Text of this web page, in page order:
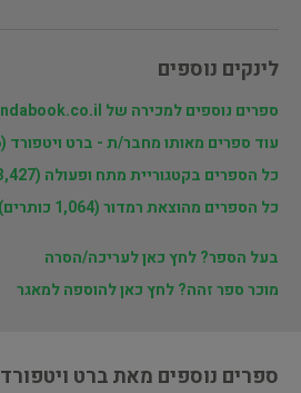
לינקים נוספים
ספרים נוספים למכירה של findabook.co.il
עוד ספרים מאותו מחבר/ת - ברט ויטפורד (26 כותרים)
כל הספרים בקטגוריית מתח ופעולה (3,427 כותרים)
כל הספרים מהוצאת רמדור (1,064 כותרים)
בעל הספר? לחץ כאן לעריכה/הסרה
מוכר ספר זהה? לחץ כאן להוספה למאגר
ספרים נוספים מאת ברט ויטפורד